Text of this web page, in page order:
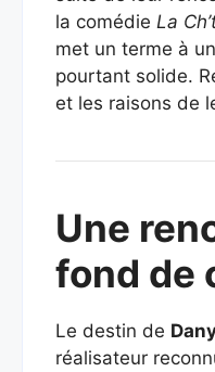
la comédie La
met un terme à
pourtant solide.
et les raisons de
Une
fond de
Le destin de
réalisateur